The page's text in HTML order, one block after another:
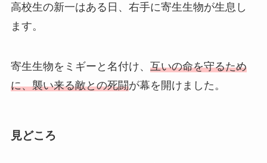
高校生の新一はある日、右手に寄生生物が生息し
ます。
寄生生物をミギーと名付け、 互いの命を守るため
に、襲い来る敵との死闘が幕を開けました。
見どころ